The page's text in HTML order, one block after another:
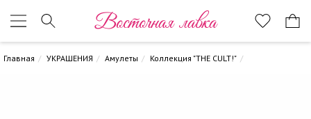
Восточная лавка
Главная УКРАШЕНИЯ Амулеты Коллекция "THE CULT!"